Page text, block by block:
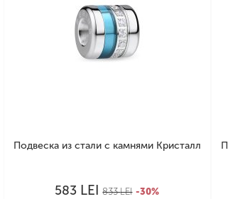
Подвеска из стали с камнями Кристалл
583 LEI 833LEI -30%